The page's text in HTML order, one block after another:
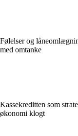
Følelser og
med omtanke
Kassekreditten som
økonomi klogt